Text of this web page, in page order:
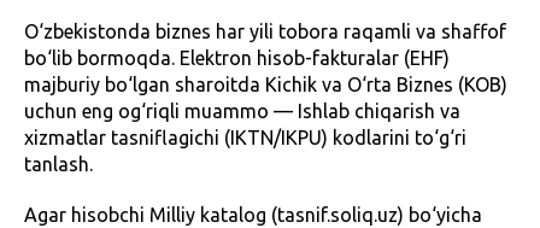
O‘zbekistonda biznes har yili tobora raqamli va shaffof
bo‘lib bormoqda. Elektron hisob-fakturalar (EHF)
majburiy bo‘lgan sharoitda Kichik va O‘rta Biznes (KOB)
uchun eng og‘riqli muammo — Ishlab chiqarish va
xizmatlar tasniflagichi (IKTN/IKPU) kodlarini to‘g‘ri
tanlash.
Agar hisobchi Milliy katalog (tasnif.soliq.uz) bo‘yicha